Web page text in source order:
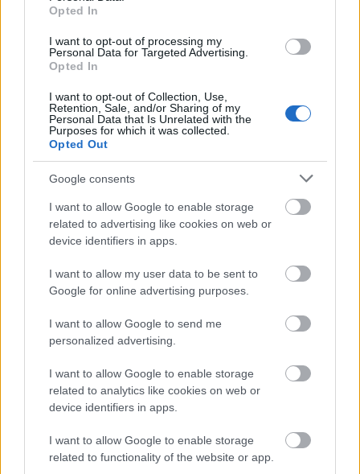
Opted In
I want to opt-out of processing my
Personal Data for Targeted Advertising.
Opted In
I want to opt-out of Collection, Use,
Retention, Sale, and/or Sharing of my
Personal Data that Is Unrelated with the
Purposes for which it was collected.
Opted Out
Google consents
I want to allow Google to enable storage
related to advertising like cookies on web or
device identifiers in apps.
I want to allow my user data to be sent to
Google for online advertising purposes.
I want to allow Google to send me
personalized advertising.
I want to allow Google to enable storage
related to analytics like cookies on web or
device identifiers in apps.
I want to allow Google to enable storage
related to functionality of the website or app.
Victoria si David, in 1999
Vezi și
Problemele pe care le poți avea în viață
dacă ai ochii verzi
Astenia de primăvară: ce este si cum
poți să o combați
15 semne ca iubitul tau este egoist